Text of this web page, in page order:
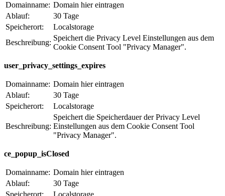
Domainname: Domain hier eintragen
Ablauf:
30 Tage
Speicherort:
Localstorage
Beschreibung:
Speichert die Privacy Level Einstellungen aus dem
Cookie Consent Tool "Privacy Manager".
user_privacy_settings_expires
Domainname: Domain hier eintragen
Ablauf:
30 Tage
Speicherort:
Localstorage
Beschreibung:
Speichert die Speicherdauer der Privacy Level
Einstellungen aus dem Cookie Consent Tool
"Privacy Manager".
ce_popup_isClosed
Domainname: Domain hier eintragen
Ablauf:
30 Tage
Speicherort:
Localstorage